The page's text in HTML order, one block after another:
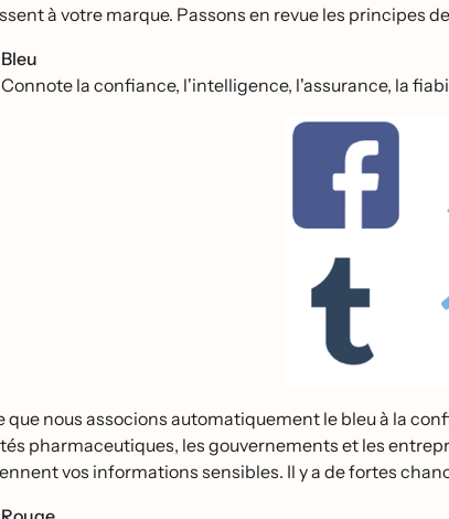
à votre marque. Passons en revue les principes
Bleu
Connote la confiance, l'intelligence, l'assurance, la
que nous associons automatiquement le bleu à la
pharmaceutiques, les gouvernements et les
vos informations sensibles. Il y a de fortes